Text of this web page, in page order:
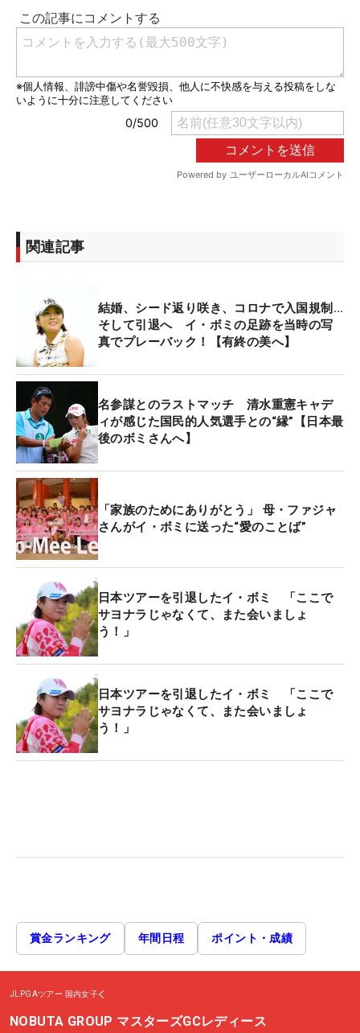
関連記事
結婚、シード返り咲き、コロナで入国規制…
そして引退へ イ・ボミの足跡を当時の写
真でプレーバック！【有終の美へ】
名参謀とのラストマッチ 清水重憲キャデ
ィが感じた国民的人気選手との“縁”【日本最
後のボミさんへ】
「家族のためにありがとう」 母・ファジャ
さんがイ・ボミに送った“愛のことば”
日本ツアーを引退したイ・ボミ 「ここで
サヨナラじゃなくて、また会いましょ
う！」
日本ツアーを引退したイ・ボミ 「ここで
サヨナラじゃなくて、また会いましょ
う！」
賞金ランキング 年間日程 ポイント・成績
JLPGAツアー 国内女子
NOBUTA GROUP マスターズGCレディース